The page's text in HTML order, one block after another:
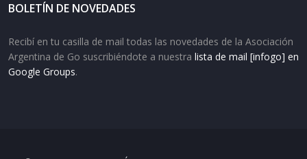
BOLETÍN DE NOVEDADES
Recibí en tu casilla de mail todas las novedades de la Asociación
Argentina de Go suscribiéndote a nuestra lista de mail [infogo] en
Google Groups.